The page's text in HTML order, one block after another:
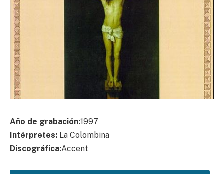
Año de grabación:1997
Intérpretes: La Colombina
Discográfica:Accent